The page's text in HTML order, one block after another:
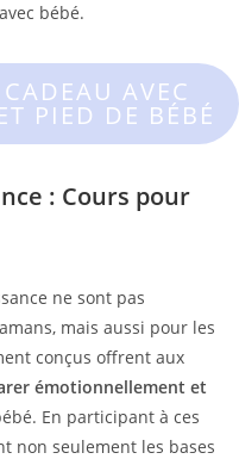
bébé.
AVEC
PIED DE BÉBÉ
: Cours pour
ne sont pas
mais aussi pour les
conçus offrent aux
émotionnellement et
En participant à ces
non seulement les bases